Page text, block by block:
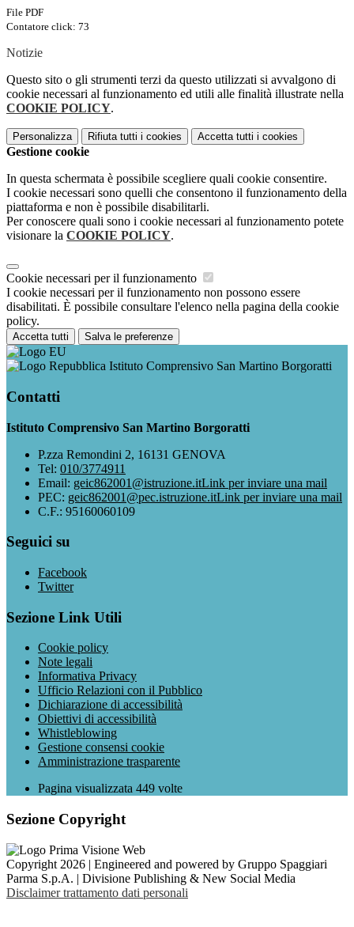
File PDF
Contatore click: 73
Notizie
Questo sito o gli strumenti terzi da questo utilizzati si avvalgono di
cookie necessari al funzionamento ed utili alle finalità illustrate nella
COOKIE POLICY.
Personalizza Rifiuta tutti i cookies Accetta tutti i cookies
Gestione cookie
In questa schermata è possibile scegliere quali cookie consentire.
I cookie necessari sono quelli che consentono il funzionamento della
piattaforma e non è possibile disabilitarli.
Per conoscere quali sono i cookie necessari al funzionamento potete
visionare la COOKIE POLICY.
Cookie necessari per il funzionamento
I cookie necessari per il funzionamento non possono essere
disabilitati. È possibile consultare l'elenco nella pagina della cookie
policy.
Accetta tutti Salva le preferenze
Istituto Comprensivo San Martino Borgoratti
Contatti
Istituto Comprensivo San Martino Borgoratti
P.zza Remondini 2, 16131 GENOVA
Tel: 010/3774911
Email: geic862001@istruzione.itLink per inviare una mail
PEC: geic862001@pec.istruzione.itLink per inviare una mail
C.F.: 95160060109
Seguici su
Facebook
Twitter
Sezione Link Utili
Cookie policy
Note legali
Informativa Privacy
Ufficio Relazioni con il Pubblico
Dichiarazione di accessibilità
Obiettivi di accessibilità
Whistleblowing
Gestione consensi cookie
Amministrazione trasparente
Pagina visualizzata 449 volte
Sezione Copyright
Copyright 2026 | Engineered and powered by Gruppo Spaggiari
Parma S.p.A. | Divisione Publishing & New Social Media
Disclaimer trattamento dati personali